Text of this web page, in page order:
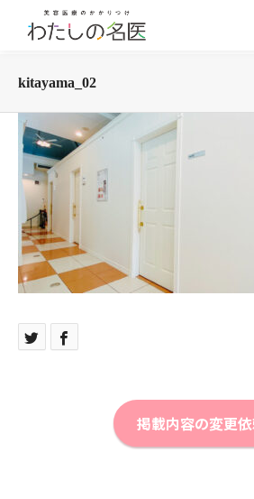
kitayama_02
掲載内容の変更